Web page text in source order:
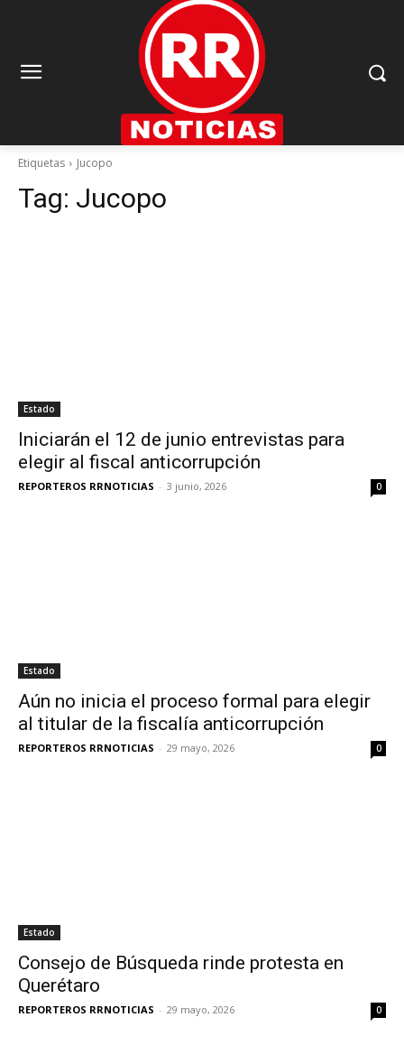
Etiquetas Jucopo
Tag: Jucopo
Estado
Iniciarán el 12 de junio entrevistas para
elegir al fiscal anticorrupción
REPORTEROS RRNOTICIAS - 3 junio, 2026 0
Estado
Aún no inicia el proceso formal para elegir
al titular de la fiscalía anticorrupción
REPORTEROS RRNOTICIAS - 29 mayo, 2026 0
Estado
Consejo de Búsqueda rinde protesta en
Querétaro
REPORTEROS RRNOTICIAS - 29 mayo, 2026 0